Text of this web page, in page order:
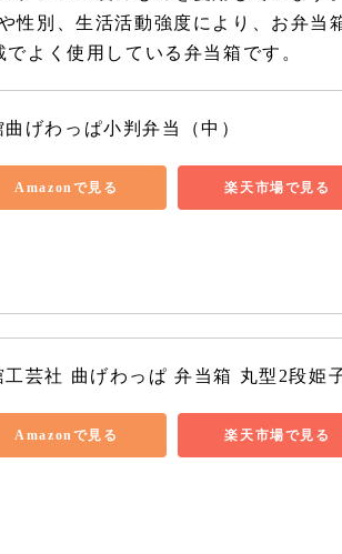
性別、生活活動強度により、お弁当
よく使用している弁当箱です。
曲げわっぱ小判弁当（中）
Amazonで見る 楽天市場で見る
工芸社 曲げわっぱ 弁当箱 丸型2段姫
Amazonで見る 楽天市場で見る